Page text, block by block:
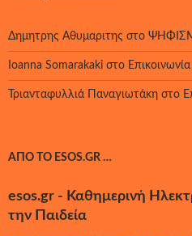
Δημητρης Αθυμαριτης στο
Ioanna Somarakaki στο Επικοινωνία
Τριανταφυλλιά Παναγιωτάκη στο
ΑΠΌ ΤΟ ESOS.GR …
esos.gr - Καθημερινή
την Παιδεία